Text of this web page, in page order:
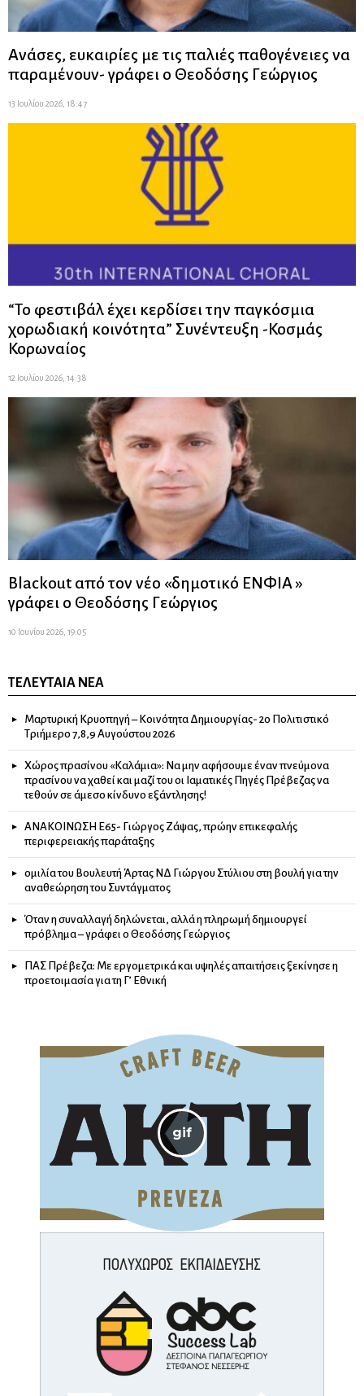
Ανάσες, ευκαιρίες με τις παλιές παθογένειες να
παραμένουν- γράφει ο Θεοδόσης Γεώργιος
13 Ιουλίου 2026, 18:47
“Το φεστιβάλ έχει κερδίσει την παγκόσμια
χορωδιακή κοινότητα” Συνέντευξη -Κοσμάς
Κορωναίος
12 Ιουλίου 2026, 14:38
Blackout από τον νέο «δημοτικό ΕΝΦΙΑ »
γράφει ο Θεοδόσης Γεώργιος
10 Ιουνίου 2026, 19:05
ΤΕΛΕΥΤΑΊΑ ΝΈΑ
Μαρτυρική Κρυοπηγή – Κοινότητα Δημιουργίας- 2ο Πολιτιστικό
Τριήμερο 7,8,9 Αυγούστου 2026
Χώρος πρασίνου «Καλάμια»: Να μην αφήσουμε έναν πνεύμονα
πρασίνου να χαθεί και μαζί του οι Ιαματικές Πηγές Πρέβεζας να
τεθούν σε άμεσο κίνδυνο εξάντλησης!
ΑΝΑΚΟΙΝΩΣΗ Ε65- Γιώργος Ζάψας, πρώην επικεφαλής
περιφερειακής παράταξης
ομιλία του Βουλευτή Άρτας ΝΔ Γιώργου Στύλιου στη βουλή για την
αναθεώρηση του Συντάγματος
Όταν η συναλλαγή δηλώνεται, αλλά η πληρωμή δημιουργεί
πρόβλημα – γράφει ο Θεοδόσης Γεώργιος
ΠΑΣ Πρέβεζα: Με εργομετρικά και υψηλές απαιτήσεις ξεκίνησε η
προετοιμασία για τη Γ’ Εθνική